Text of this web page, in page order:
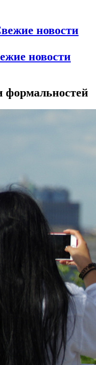
новости
формальностей